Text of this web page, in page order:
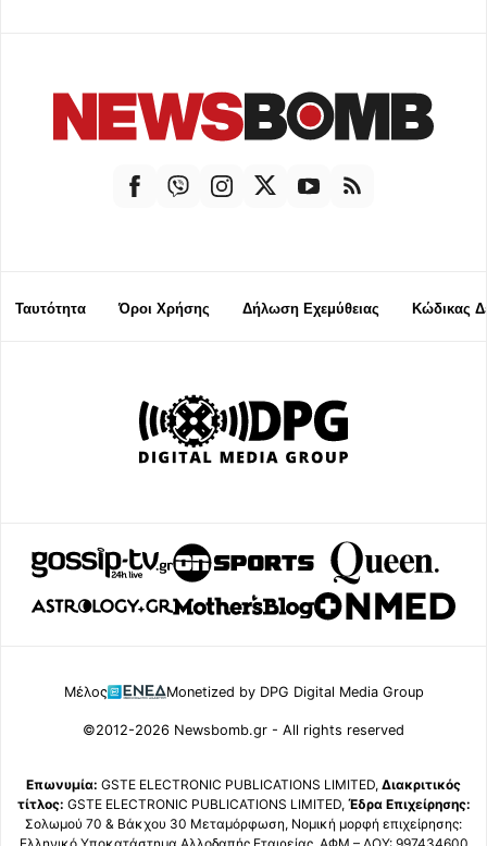
Ταυτότητα Όροι Χρήσης Δήλωση Εχεμύθειας Κώδικας
Μέλος Monetized by DPG Digital Media Group
©2012-2026 Newsbomb.gr - All rights reserved
Επωνυμία: GSTE ELECTRONIC PUBLICATIONS LIMITED, Διακριτικός
τίτλος: GSTE ELECTRONIC PUBLICATIONS LIMITED, Έδρα Επιχείρησης:
Σολωμού 70 & Βάκχου 30 Μεταμόρφωση, Νομική μορφή επιχείρησης: